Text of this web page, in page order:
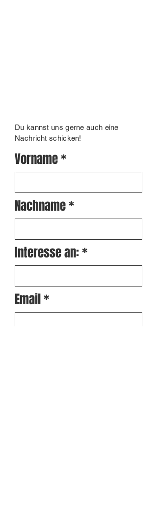
Du kannst uns gerne auch eine
Nachricht schicken!
Vorname
Nachname
Interesse an:
Email